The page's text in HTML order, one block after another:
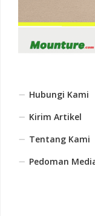
Hubungi Kami
Kirim Artikel
Tentang Kami
Pedoman